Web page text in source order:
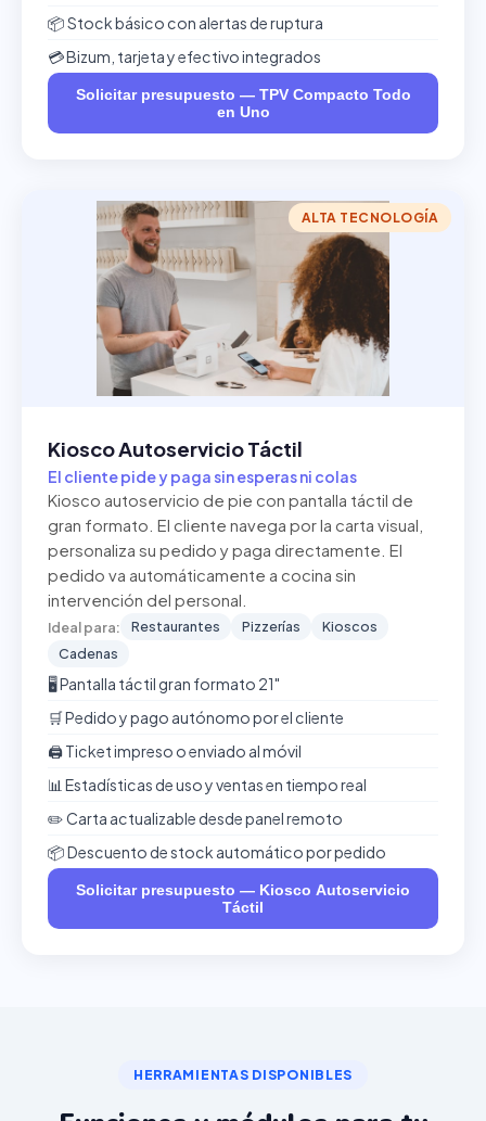
📦 Stock básico con alertas de ruptura
💳 Bizum, tarjeta y efectivo integrados
Solicitar presupuesto — TPV Compacto Todo
en Uno
ALTA TECNOLOGÍA
Kiosco Autoservicio Táctil
El cliente pide y paga sin esperas ni colas
Kiosco autoservicio de pie con pantalla táctil de
gran formato. El cliente navega por la carta visual,
personaliza su pedido y paga directamente. El
pedido va automáticamente a cocina sin
intervención del personal.
Ideal para: Restaurantes Pizzerías
Kioscos
Cadenas
🖥️ Pantalla táctil gran formato 21"
🛒 Pedido y pago autónomo por el cliente
🖨️ Ticket impreso o enviado al móvil
📊 Estadísticas de uso y ventas en tiempo real
✏️ Carta actualizable desde panel remoto
📦 Descuento de stock automático por pedido
Solicitar presupuesto — Kiosco Autoservicio
Táctil
HERRAMIENTAS DISPONIBLES